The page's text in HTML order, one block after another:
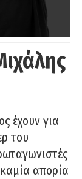
έχουν για
του
απορία